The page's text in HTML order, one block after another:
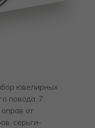
ювелирных
повода: 7
от
серьги-